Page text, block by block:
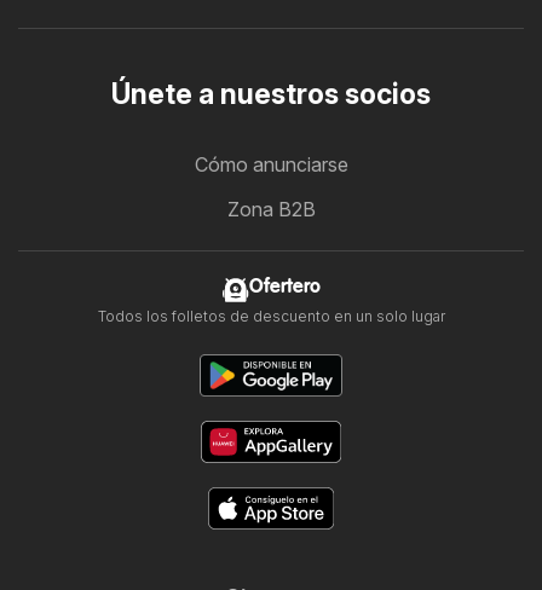
Únete a nuestros socios
Cómo anunciarse
Zona B2B
Ofertero
Todos los folletos de descuento en un solo lugar